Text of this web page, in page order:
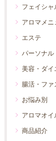
フェイシャ
アロマメニ
エステ
パーソナ
美容・ダイ
腸活・フ
お悩み別
アロマオイ
商品紹介